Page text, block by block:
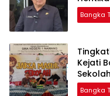
Bangka
Kejati
Bangka